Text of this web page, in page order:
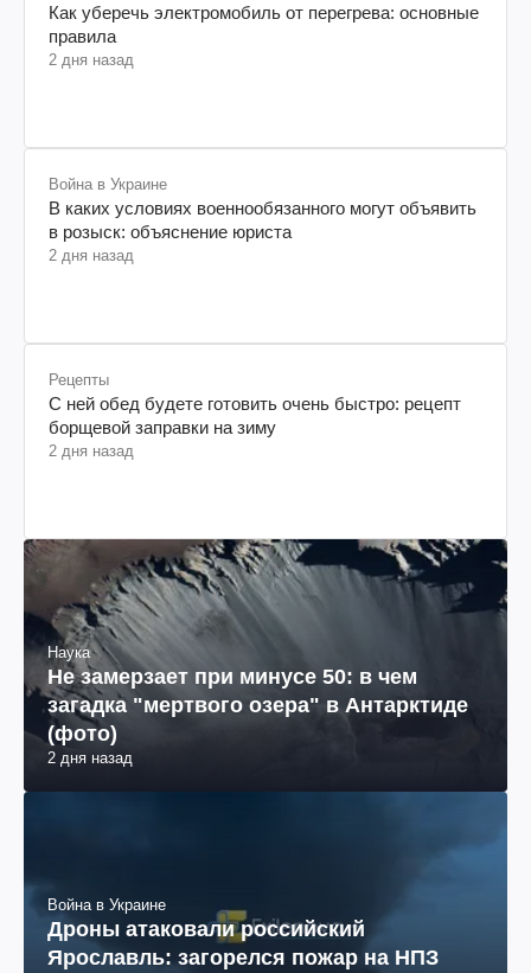
Как уберечь электромобиль от перегрева: основные
правила
2 дня назад
Война в Украине
В каких условиях военнообязанного могут объявить
в розыск: объяснение юриста
2 дня назад
Рецепты
С ней обед будете готовить очень быстро: рецепт
борщевой заправки на зиму
2 дня назад
Наука
Не замерзает при минусе 50: в чем
загадка "мертвого озера" в Антарктиде
(фото)
2 дня назад
Война в Украине
Дроны атаковали российский
Ярославль: загорелся пожар на НПЗ